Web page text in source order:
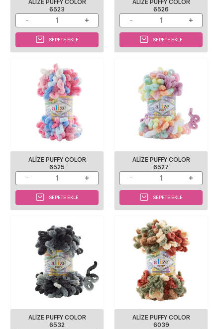
ALIZE PUFFY COLOR
6523
SEPETE EKLE
ALIZE PUFFY COLOR
6526
SEPETE EKLE
ALIZE PUFFY COLOR
6525
SEPETE EKLE
ALIZE PUFFY COLOR
6527
SEPETE EKLE
ALIZE PUFFY COLOR
6532
ALIZE PUFFY COLOR
6039